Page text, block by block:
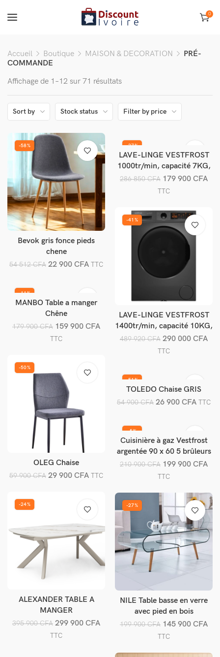
0
Accueil Boutique MAISON & DECORATION
PRÉ-
COMMANDE
Affichage de 1–12 sur 71 résultats
Sort by Stock status Filter by price
-58%
Ajouter au panier
Bevok gris fonce pieds
chene
54 512CFA 22 900 CFA TTC
-37%
Ajouter au panier
LAVE-LINGE VESTFROST
1000tr/min, capacité 7KG,
A+++
286 850CFA 179 900 CFA
TTC
-41%
Ajouter au panier
LAVE-LINGE VESTFROST
1400tr/min, capacité 10KG,
A+++, Gris.
489 920CFA 290 000 CFA
TTC
-11%
Ajouter au panier
MANBO Table a manger
Chêne
179 900CFA 159 900 CFA
TTC
-50%
Ajouter au panier
OLEG Chaise
59 900CFA 29 900 CFA TTC
-51%
Ajouter au panier
TOLEDO Chaise GRIS
54 900CFA 26 900 CFA TTC
-5%
Ajouter au panier
Cuisinière à gaz Vestfrost
argentée 90 x 60 5 brûleurs
+ four
210 900CFA 199 900 CFA
TTC
-24%
Ajouter au panier
ALEXANDER TABLE A
MANGER
395 900CFA 299 900 CFA
TTC
-27%
Ajouter au panier
NILE Table basse en verre
avec pied en bois
199 900CFA 145 900 CFA
TTC